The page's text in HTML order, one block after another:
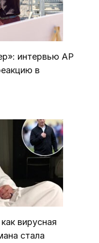
интервью AP
в
вирусная
стала